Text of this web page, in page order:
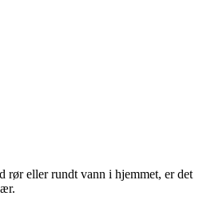
rør eller rundt vann i hjemmet, er det